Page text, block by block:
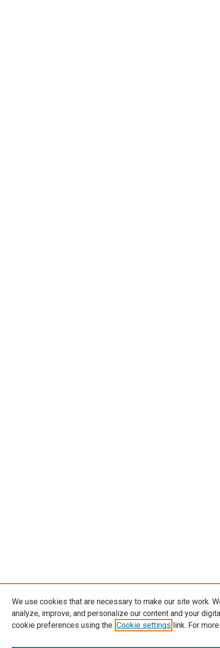
We use cookies that are necessary to make our site work.
analyze, improve, and personalize our content and your
cookie preferences using the Cookie settings link. For